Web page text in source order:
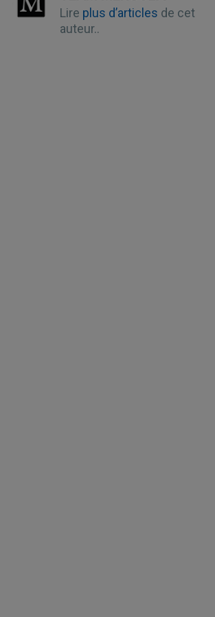
J Clin Med. 2019 Jan; 8(1): 41
Lire plus d’articles de cet
auteur..